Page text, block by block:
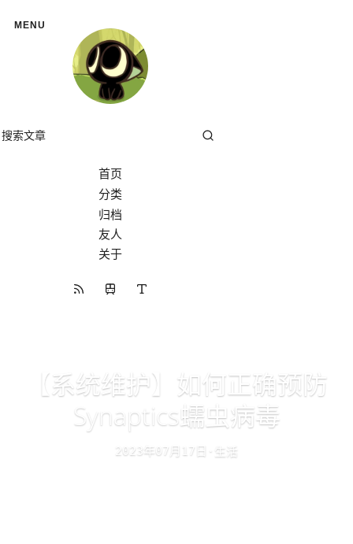
MENU
首页
分类
归档
友人
关于
RSS 订阅
开往
【系统维护】如何正确预防
Synaptics蠕虫病毒
2023年 07 月 17 日 · 生活